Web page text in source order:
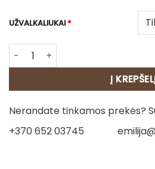
UŽVALKALIUKAI*
produkto kiekis: Dvipusė
Į
Nerandate tinkamos prekės?
+370 652 03745